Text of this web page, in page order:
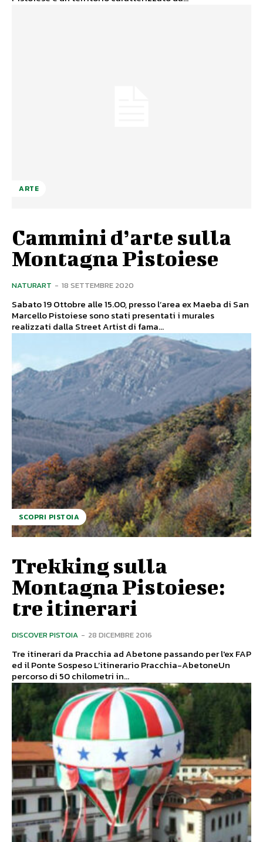
ARTE
Cammini d’arte sulla
Montagna Pistoiese
NATURART - 18 SETTEMBRE 2020
Sabato 19 Ottobre alle 15.00, presso l’area ex Maeba di San
Marcello Pistoiese sono stati presentati i murales
realizzati dalla Street Artist di fama...
SCOPRI PISTOIA
Trekking sulla
Montagna Pistoiese:
tre itinerari
DISCOVER PISTOIA - 28 DICEMBRE 2016
Tre itinerari da Pracchia ad Abetone passando per l'ex FAP
ed il Ponte Sospeso L’itinerario Pracchia-AbetoneUn
percorso di 50 chilometri in...